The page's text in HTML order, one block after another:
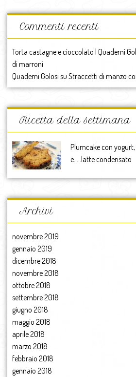
Commenti recenti
Torta castagne e cioccolato | Quaderni
di marroni
Quaderni Golosi su Straccetti di manzo
Ricetta della settimana
Plumcake con
e…..latte condensato
Archivi
novembre 2019
gennaio 2019
dicembre 2018
novembre 2018
ottobre 2018
settembre 2018
giugno 2018
maggio 2018
aprile 2018
marzo 2018
febbraio 2018
gennaio 2018